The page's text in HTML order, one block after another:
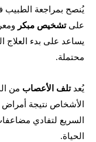
يُنصح بمراجعة
علىتشخيص مبكر
يساعد على بدء
محتملة.
يُعدتلف الأعصاب من
الأشخاص نتيجة
السريع لتفادي
الحياة.